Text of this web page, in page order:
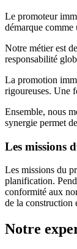
Le promoteur
démarque
Notre métier est
responsabilité
La promotion
rigoureuses. Une
Ensemble, nous
synergie permet
Les missions
Les missions du
planification.
conformité aux
de la construction
Notre